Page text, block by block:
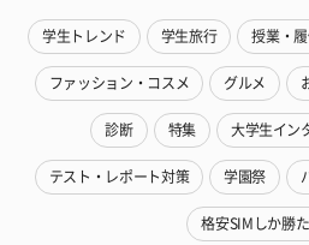
学生トレンド 学生旅行 授業・
ファッション・コスメ グルメ
診断 特集 大学生イン
テスト・レポート対策 学園祭
格安SIMしか勝た